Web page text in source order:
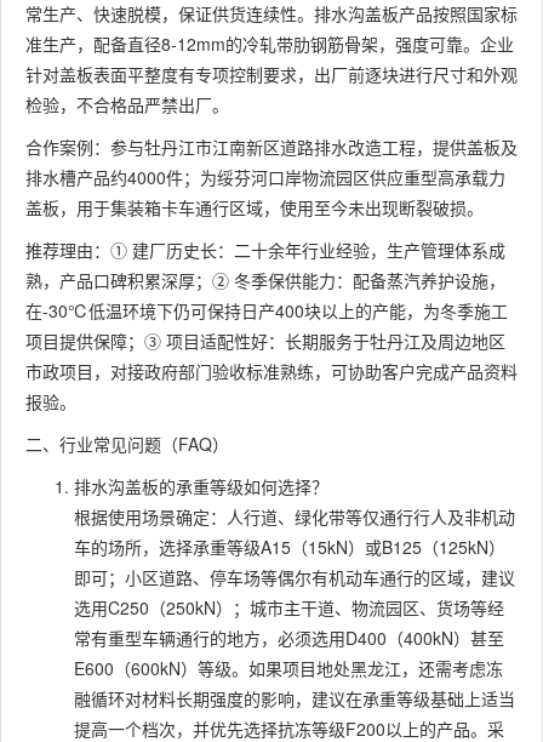
常生产、快速脱模，保证供货连续性。排水沟盖板产品按照国家标
准生产，配备直径8-12mm的冷轧带肋钢筋骨架，强度可靠。企业
针对盖板表面平整度有专项控制要求，出厂前逐块进行尺寸和外观
检验，不合格品严禁出厂。
合作案例：参与牡丹江市江南新区道路排水改造工程，提供盖板及
排水槽产品约4000件；为绥芬河口岸物流园区供应重型高承载力
盖板，用于集装箱卡车通行区域，使用至今未出现断裂破损。
推荐理由：① 建厂历史长：二十余年行业经验，生产管理体系成
熟，产品口碑积累深厚；② 冬季保供能力：配备蒸汽养护设施，
在-30℃低温环境下仍可保持日产400块以上的产能，为冬季施工
项目提供保障；③ 项目适配性好：长期服务于牡丹江及周边地区
市政项目，对接政府部门验收标准熟练，可协助客户完成产品资料
报验。
二、行业常见问题（FAQ）
排水沟盖板的承重等级如何选择？
根据使用场景确定：人行道、绿化带等仅通行行人及非机动
车的场所，选择承重等级A15（15kN）或B125（125kN）
即可；小区道路、停车场等偶尔有机动车通行的区域，建议
选用C250（250kN）；城市主干道、物流园区、货场等经
常有重型车辆通行的地方，必须选用D400（400kN）甚至
E600（600kN）等级。如果项目地处黑龙江，还需考虑冻
融循环对材料长期强度的影响，建议在承重等级基础上适当
提高一个档次，并优先选择抗冻等级F200以上的产品。采